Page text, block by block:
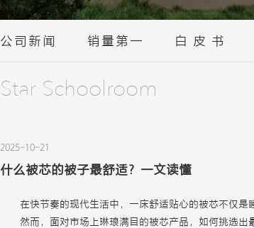
公司新闻 销量第一 白 皮 书
Star Schoolroom
2025-10-21
什么被芯的被子最舒适？一文读懂
在快节奏的现代生活中，一床舒适贴心的被芯不仅是
然而，面对市场上琳琅满目的被芯产品，如何挑选